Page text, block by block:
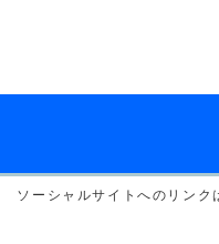
ソーシャルサイトへのリンク